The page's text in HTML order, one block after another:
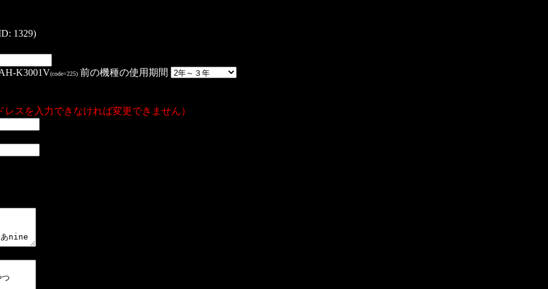
1329)
K3001V(code=225) 前の機種の使用期間
スを入力できなければ変更できません）